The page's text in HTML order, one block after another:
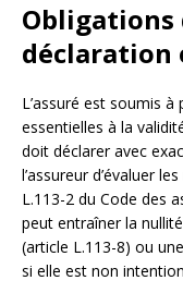
Obligations
déclaration
L’assuré est soumis à
essentielles à la
doit déclarer avec
l’assureur d’évaluer
L.113-2 du Code des
peut entraîner la
(article L.113-8) ou
si elle est non